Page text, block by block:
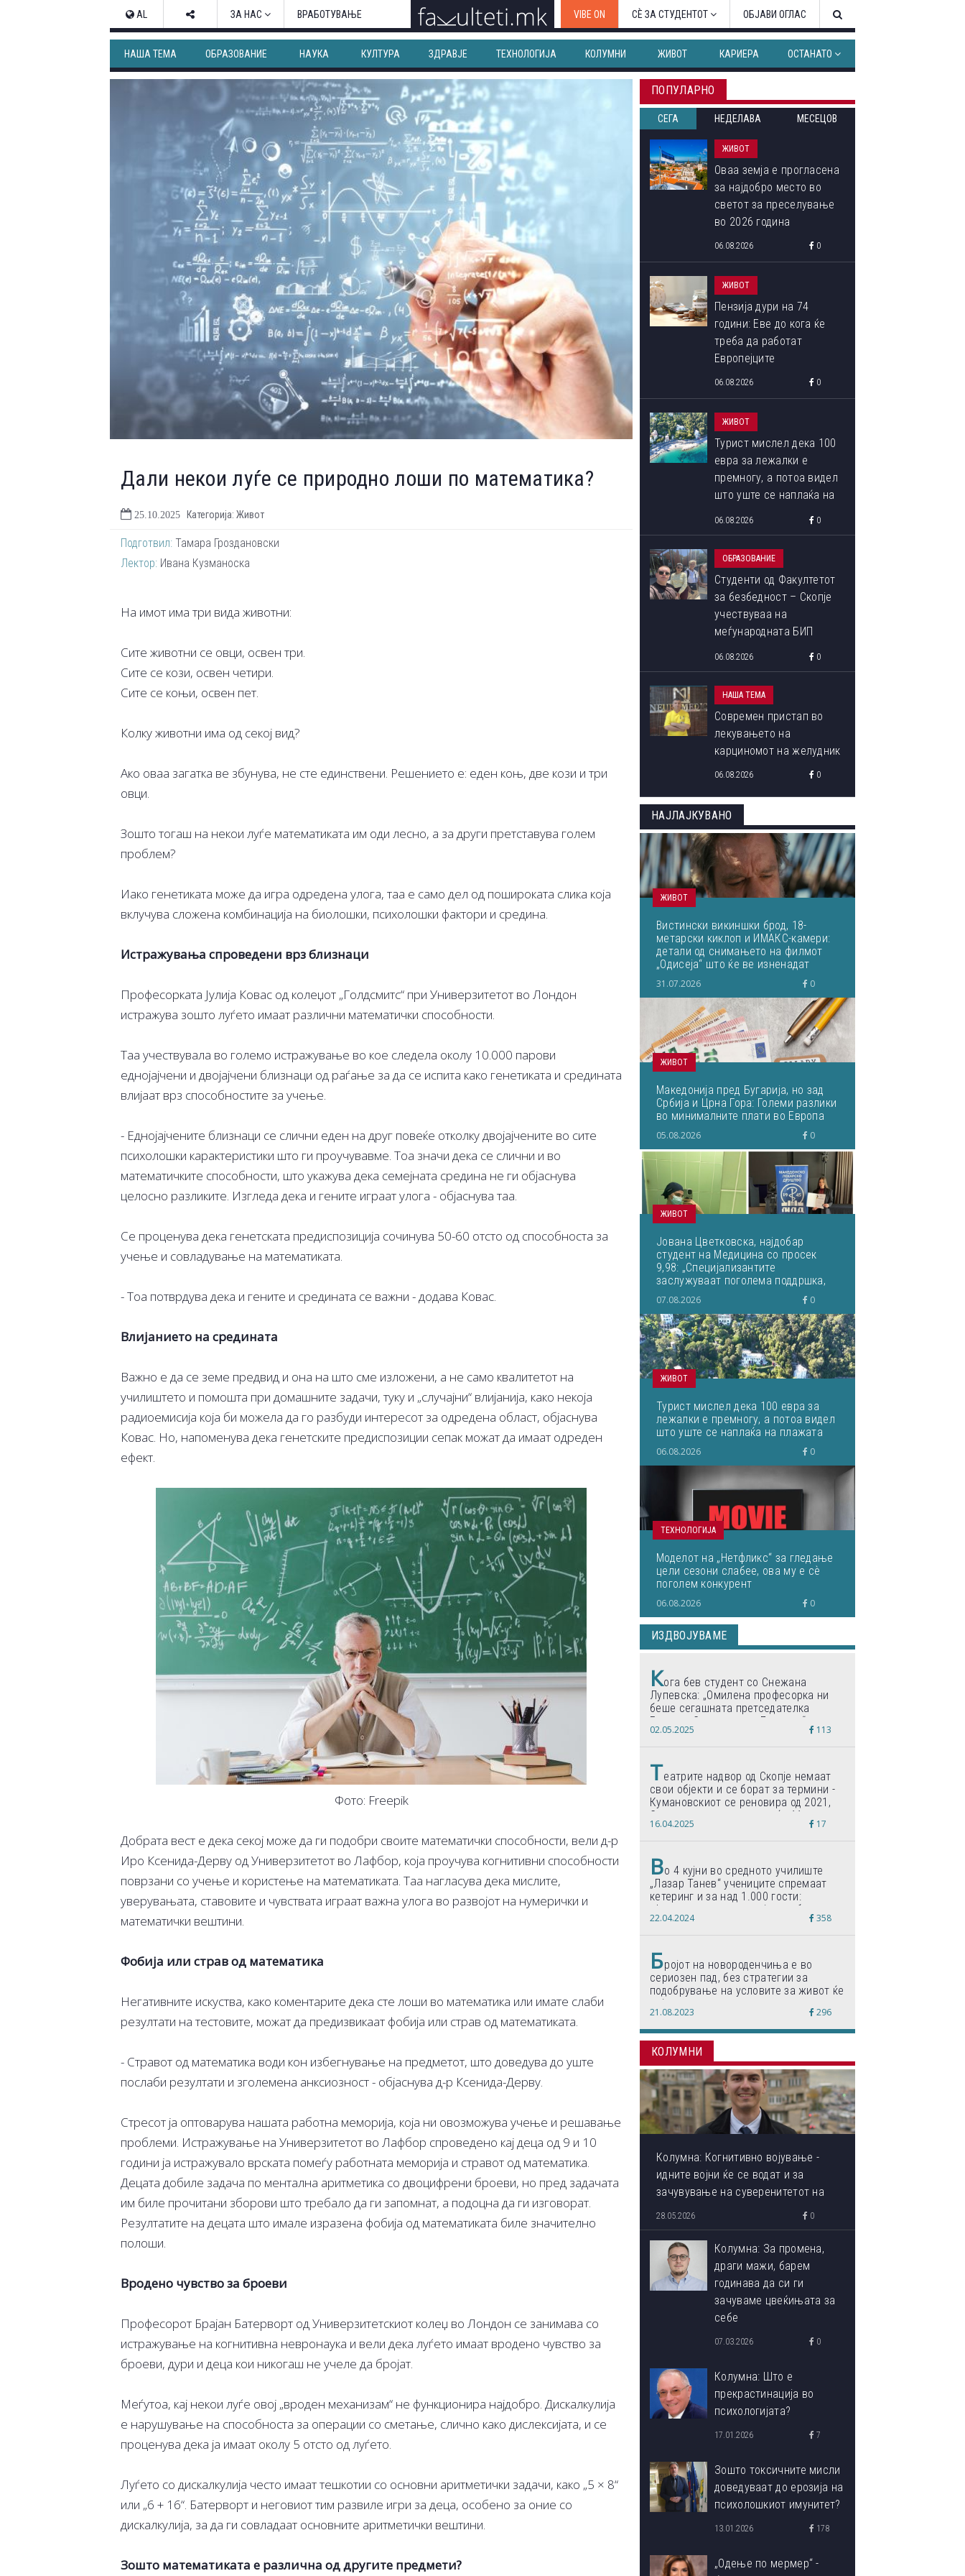
AL ЗА НАС ВРАБОТУВАЊЕ VIBE ON СЀ ЗА СТУДЕНТОТ ОБЈАВИ ОГЛАС
НАША ТЕМА ОБРАЗОВАНИЕ НАУКА КУЛТУРА ЗДРАВЈЕ ТЕХНОЛОГИЈА КОЛУМНИ ЖИВОТ КАРИЕРА ОСТАНАТО
Дали некои луѓе се природно лоши по математика?
25.10.2025 Категорија: Живот
Подготвил: Тамара Гроздановски
Лектор: Ивана Кузманоска
На имот има три вида животни:
Сите животни се овци, освен три.
Сите се кози, освен четири.
Сите се коњи, освен пет.
Колку животни има од секој вид?
Ако оваа загатка ве збунува, не сте единствени. Решението е: еден коњ, две кози и три
овци.
Зошто тогаш на некои луѓе математиката им оди лесно, а за други претставува голем
проблем?
Иако генетиката може да игра одредена улога, таа е само дел од пошироката слика која
вклучува сложена комбинација на биолошки, психолошки фактори и средина.
Истражувања спроведени врз близнаци
Професорката Јулија Ковас од колеџот „Голдсмитс“ при Универзитетот во Лондон
истражува зошто луѓето имаат различни математички способности.
Таа учествувала во големо истражување во кое следела околу 10.000 парови
еднојајчени и двојајчени близнаци од раѓање за да се испита како генетиката и средината
влијаат врз способностите за учење.
- Еднојајчените близнаци се слични еден на друг повеќе отколку двојајчените во сите
психолошки карактеристики што ги проучувавме. Тоа значи дека се слични и во
математичките способности, што укажува дека семејната средина не ги објаснува
целосно разликите. Изгледа дека и гените играат улога - објаснува таа.
Се проценува дека генетската предиспозиција сочинува 50-60 отсто од способноста за
учење и совладување на математиката.
- Тоа потврдува дека и гените и средината се важни - додава Ковас.
Влијанието на средината
Важно е да се земе предвид и она на што сме изложени, а не само квалитетот на
училиштето и помошта при домашните задачи, туку и „случајни“ влијанија, како некоја
радиоемисија која би можела да го разбуди интересот за одредена област, објаснува
Ковас. Но, напоменува дека генетските предиспозиции сепак можат да имаат одреден
ефект.
Фото: Freepik
Добрата вест е дека секој може да ги подобри своите математички способности, вели д-р
Иро Ксенида-Дерву од Универзитетот во Лафбор, која проучува когнитивни способности
поврзани со учење и користење на математиката. Таа нагласува дека мислите,
уверувањата, ставовите и чувствата играат важна улога во развојот на нумерички и
математички вештини.
Фобија или страв од математика
Негативните искуства, како коментарите дека сте лоши во математика или имате слаби
резултати на тестовите, можат да предизвикаат фобија или страв од математиката.
- Стравот од математика води кон избегнување на предметот, што доведува до уште
послаби резултати и зголемена анксиозност - објаснува д-р Ксенида-Дерву.
Стресот ја оптоварува нашата работна меморија, која ни овозможува учење и решавање
проблеми. Истражување на Универзитетот во Лафбор спроведено кај деца од 9 и 10
години ја истражувало врската помеѓу работната меморија и стравот од математика.
Децата добиле задача по ментална аритметика со двоцифрени броеви, но пред задачата
им биле прочитани зборови што требало да ги запомнат, а подоцна да ги изговорат.
Резултатите на децата што имале изразена фобија од математиката биле значително
полоши.
Вродено чувство за броеви
Професорот Брајан Батерворт од Универзитетскиот колеџ во Лондон се занимава со
истражување на когнитивна невронаука и вели дека луѓето имаат вродено чувство за
броеви, дури и деца кои никогаш не учеле да бројат.
Меѓутоа, кај некои луѓе овој „вроден механизам“ не функционира најдобро. Дискалкулија
е нарушување на способноста за операции со сметање, слично како дислексијата, и се
проценува дека ја имаат околу 5 отсто од луѓето.
Луѓето со дискалкулија често имаат тешкотии со основни аритметички задачи, како „5 × 8“
или „6 + 16“. Батерворт и неговиот тим развиле игри за деца, особено за оние со
дискалкулија, за да ги совладаат основните аритметички вештини.
Зошто математиката е различна од другите предмети?
ПОПУЛАРНО
СЕГА НЕДЕЛАВА МЕСЕЦОВ
ЖИВОТ
Оваа земја е прогласена
за најдобро место во
светот за преселување
во 2026 година
06.08.2026 0
ЖИВОТ
Пензија дури на 74
години: Еве до кога ќе
треба да работат
Европејците
06.08.2026 0
ЖИВОТ
Турист мислел дека 100
евра за лежалки е
премногу, а потоа видел
што уште се наплаќа на
06.08.2026 0
ОБРАЗОВАНИЕ
Студенти од Факултетот
за безбедност – Скопје
учествуваа на
меѓународната БИП
06.08.2026 0
НАША ТЕМА
Современ пристап во
лекувањето на
карциномот на желудник
06.08.2026 0
НАЈЛАЈКУВАНО
ЖИВОТ
Вистински викиншки брод, 18-
метарски киклоп и ИМАКС-камери:
детали од снимањето на филмот
„Одисеја“ што ќе ве изненадат
31.07.2026 0
ЖИВОТ
Македонија пред Бугарија, но зад
Србија и Црна Гора: Големи разлики
во минималните плати во Европа
05.08.2026 0
ЖИВОТ
Јована Цветковска, најдобар
студент на Медицина со просек
9,98: „Специјализантите
заслужуваат поголема поддршка,
почит и можности за
професионален развој“
07.08.2026 0
ЖИВОТ
Турист мислел дека 100 евра за
лежалки е премногу, а потоа видел
што уште се наплаќа на плажата
06.08.2026 0
ТЕХНОЛОГИЈА
Моделот на „Нетфликс“ за гледање
цели сезони слабее, ова му е сѐ
поголем конкурент
06.08.2026 0
ИЗДВОЈУВАМЕ
Кога бев студент со Снежана
Лупевска: „Омилена професорка ни
беше сегашната претседателка
Гордана Сиљановска-Давкова“
02.05.2025 113
Театрите надвор од Скопје немаат
свои објекти и се борат за термини -
Кумановскиот се реновира од 2021,
Струмичкиот се гради веќе 11 години
16.04.2025 17
Во 4 кујни во средното училиште
„Лазар Танев“ учениците спремаат
кетеринг и за над 1.000 гости:
„Формиравме компанија и работиме
по светски стандарди“
22.04.2024 358
Бројот на новороденчиња е во
сериозен пад, без стратегии за
подобрување на условите за живот ќе
дојде до затворање на училишта,
предупредуваат експертите
21.08.2023 296
КОЛУМНИ
Колумна: Когнитивно војување -
идните војни ќе се водат и за
зачувување на суверенитетот на
сопствениот ум
28.05.2026 0
Колумна: За промена,
драги мажи, барем
годинава да си ги
зачуваме цвеќињата за
себе
07.03.2026 0
Колумна: Што е
прекрастинација во
психологијата?
17.01.2026 7
Зошто токсичните мисли
доведуваат до ерозија на
психолошкиот имунитет?
13.01.2026 178
„Одење по мермер“ -